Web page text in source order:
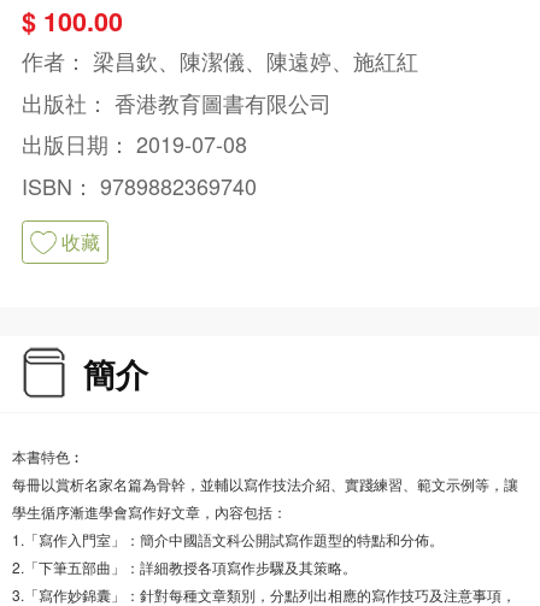
$ 100.00
作者： 梁昌欽、陳潔儀、陳遠婷、施紅紅
出版社： 香港教育圖書有限公司
出版日期： 2019-07-08
ISBN： 9789882369740
收藏
簡介
本書特色︰
每冊以賞析名家名篇為骨幹，並輔以寫作技法介紹、實踐練習、範文示例等，讓
學生循序漸進學會寫作好文章，內容包括：
1.「寫作入門室」：簡介中國語文科公開試寫作題型的特點和分佈。
2.「下筆五部曲」：詳細教授各項寫作步驟及其策略。
3.「寫作妙錦囊」：針對每種文章類別，分點列出相應的寫作技巧及注意事項，